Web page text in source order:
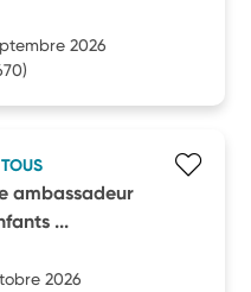
2026
ambassadeur
...
2026